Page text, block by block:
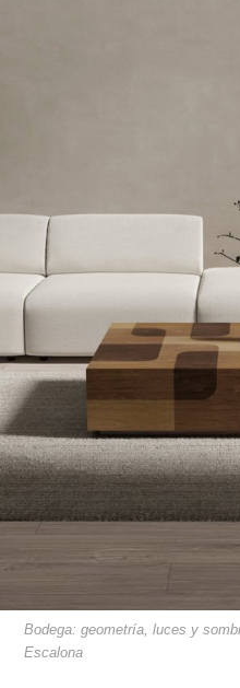
Bodega: geometría, luces y
Escalona